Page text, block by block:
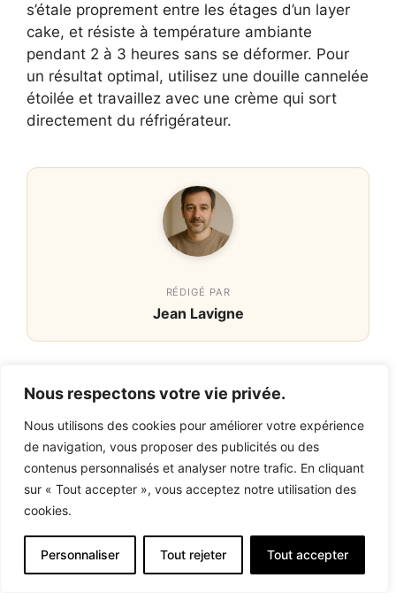
Nous respectons votre vie privée.
Nous utilisons des cookies pour améliorer votre expérience
de navigation, vous proposer des publicités ou des
contenus personnalisés et analyser notre trafic. En cliquant
sur « Tout accepter », vous acceptez notre utilisation des
cookies.
Personnaliser Tout rejeter Tout accepter
s’étale proprement entre les étages d’un layer
cake, et résiste à température ambiante
pendant 2 à 3 heures sans se déformer. Pour
un résultat optimal, utilisez une douille cannelée
étoilée et travaillez avec une crème qui sort
directement du réfrigérateur.
RÉDIGÉ PAR
Jean Lavigne
Gin fizz : recette et équilibre des
saveurs
Zizi coin coin : recette et origine
Comment choisir un ananas : critères
de maturité
au four : durée et température